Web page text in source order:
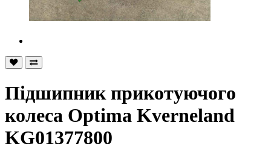
Підшипник прикотуючого
колеса Optima Kverneland
KG01377800